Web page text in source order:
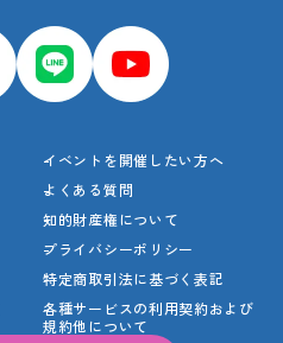
イベントを開催したい方へ
よくある質問
知的財産権について
プライバシーポリシー
特定商取引法に基づく表記
各種サービスの利用契約および
規約他について